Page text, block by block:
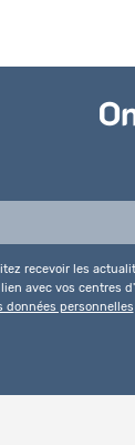
recevoir les
avec vos centres
données personnelles